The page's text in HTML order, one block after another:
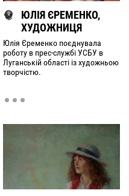
ЮЛІЯ ЄРЕМЕНКО,
ХУДОЖНИЦЯ
Юлія Єременко поєднувала
роботу в прес-службі УСБУ в
Луганській області із художньою
творчістю.